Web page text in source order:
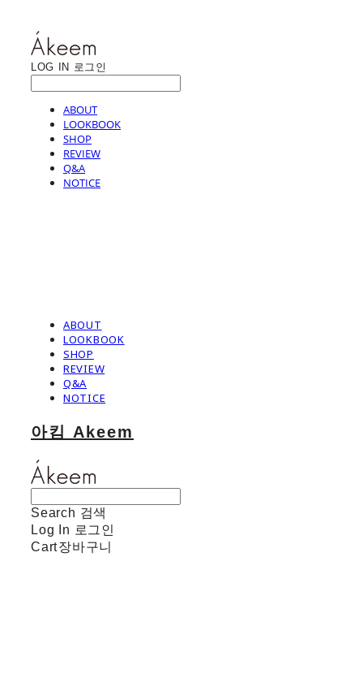
LOG IN 로그인
ABOUT
LOOKBOOK
SHOP
REVIEW
Q&A
NOTICE
ABOUT
LOOKBOOK
SHOP
REVIEW
Q&A
NOTICE
아킴 Akeem
Search 검색
Log In 로그인
Cart장바구니